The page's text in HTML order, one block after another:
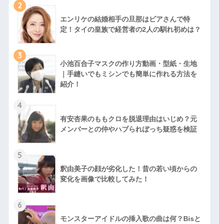
2
エンリケの結婚相手の旦那はビアさんで特
定！タイの皇族で経営者の2人の馴れ初めは？
3
小池百合子マスクの作り方動画・型紙・生地
｜手縫いでもミシンでも簡単に作れる方法を
紹介！
4
有安杏果のももクロを脱退理由はいじめ？元
メンバーとの仲やハブられぼっち疑惑を検証
5
釈由美子の顔が劣化した！昔の若い頃からの
変化を画像で比較してみた！
6
モンスターアイドルの挿入歌の曲は何？Bisと